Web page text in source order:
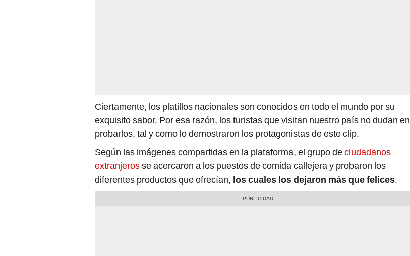
Ciertamente, los platillos nacionales son conocidos en todo el mundo por su
exquisito sabor. Por esa razón, los turistas que visitan nuestro país no dudan en
probarlos, tal y como lo demostraron los protagonistas de este clip.
Según las imágenes compartidas en la plataforma, el grupo deciudadanos
extranjerosse acercaron a los puestos de comida callejera y probaron los
diferentes productos que ofrecían, los cuales los dejaron más que felices.